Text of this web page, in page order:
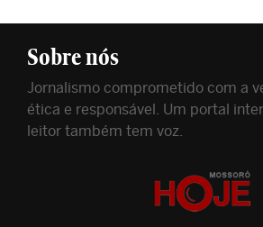
Sobre nós
Jornalismo comprometido com a
ética e responsável. Um portal
leitor também tem voz.